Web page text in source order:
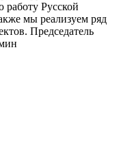
работу Русской
мы реализуем ряд
Председатель